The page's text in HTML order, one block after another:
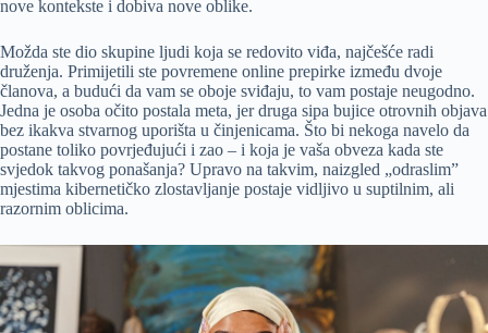
nove kontekste i dobiva nove oblike.
Možda ste dio skupine ljudi koja se redovito viđa, najčešće radi
druženja. Primijetili ste povremene online prepirke između dvoje
članova, a budući da vam se oboje sviđaju, to vam postaje neugodno.
Jedna je osoba očito postala meta, jer druga sipa bujice otrovnih objava
bez ikakva stvarnog uporišta u činjenicama. Što bi nekoga navelo da
postane toliko povrjeđujući i zao – i koja je vaša obveza kada ste
svjedok takvog ponašanja? Upravo na takvim, naizgled „odraslim”
mjestima kibernetičko zlostavljanje postaje vidljivo u suptilnim, ali
razornim oblicima.